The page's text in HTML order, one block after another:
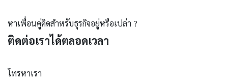
หาเพื่อนคู่คิดสำหรับธุรกิจอยู่หรือเปล่า ?
ติดต่อเราได้ตลอดเวลา
โทรหาเรา